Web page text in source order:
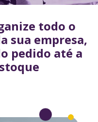
todo o
sua empresa,
pedido até a